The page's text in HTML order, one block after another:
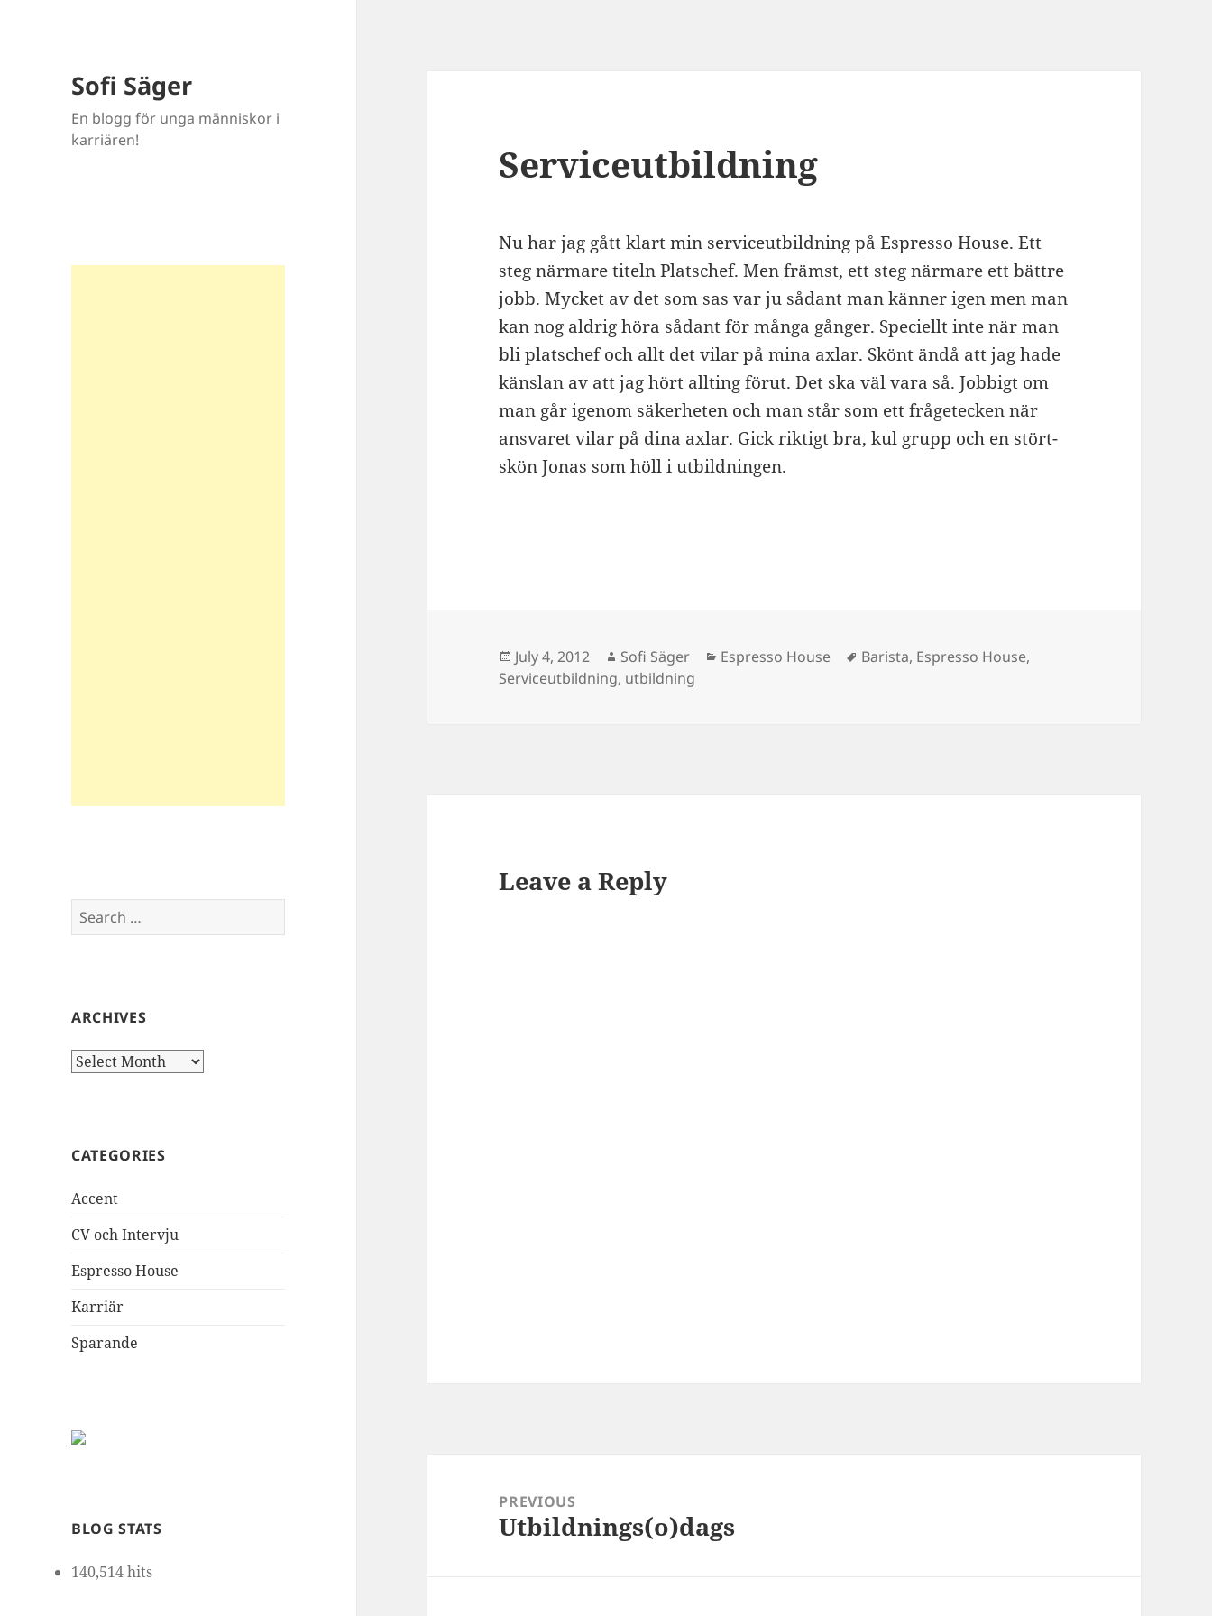
Sofi Säger
En blogg för unga människor i
karriären!
Search
for:
ARCHIVES
Archives
CATEGORIES
Accent
CV och Intervju
Espresso House
Karriär
Sparande
BLOG STATS
140,514 hits
Serviceutbildning
Nu har jag gått klart min serviceutbildning på Espresso House. Ett
steg närmare titeln Platschef. Men främst, ett steg närmare ett bättre
jobb. Mycket av det som sas var ju sådant man känner igen men man
kan nog aldrig höra sådant för många gånger. Speciellt inte när man
bli platschef och allt det vilar på mina axlar. Skönt ändå att jag hade
känslan av att jag hört allting förut. Det ska väl vara så. Jobbigt om
man går igenom säkerheten och man står som ett frågetecken när
ansvaret vilar på dina axlar. Gick riktigt bra, kul grupp och en stört-
skön Jonas som höll i utbildningen.
Posted
on
July 4, 2012 Author
Sofi Säger Categories
Espresso House Tags
Barista, Espresso House,
Serviceutbildning, utbildning
Leave a Reply
navigationPREVIOUS
Previous
Utbildnings(o)dags